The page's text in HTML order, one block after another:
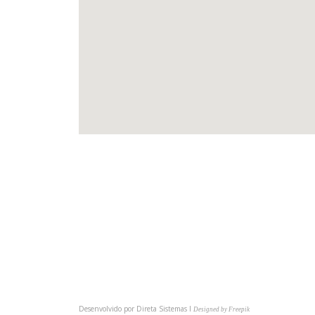
Desenvolvido por Direta Sistemas I Designed by Freepik